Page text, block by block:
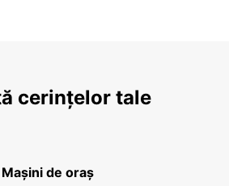
cerințelor tale
Mașini de oraș